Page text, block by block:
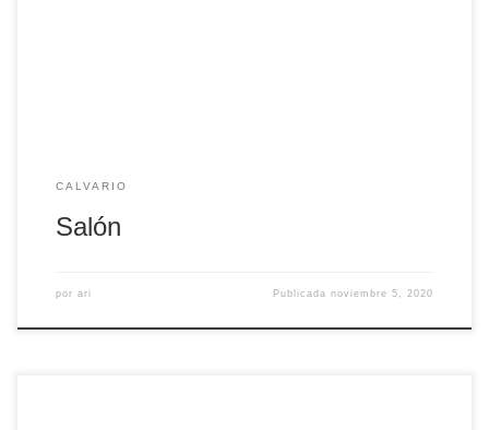
CALVARIO
Salón
por ari Publicadanoviembre 5, 2020